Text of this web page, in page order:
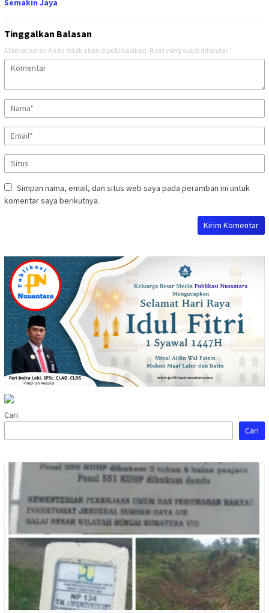
Semakin Jaya
Tinggalkan Balasan
Alamat email Anda tidak akan dipublikasikan. Ruas yang wajib ditandai *
Simpan nama, email, dan situs web saya pada peramban ini untuk
komentar saya berikutnya.
Cari
Cari